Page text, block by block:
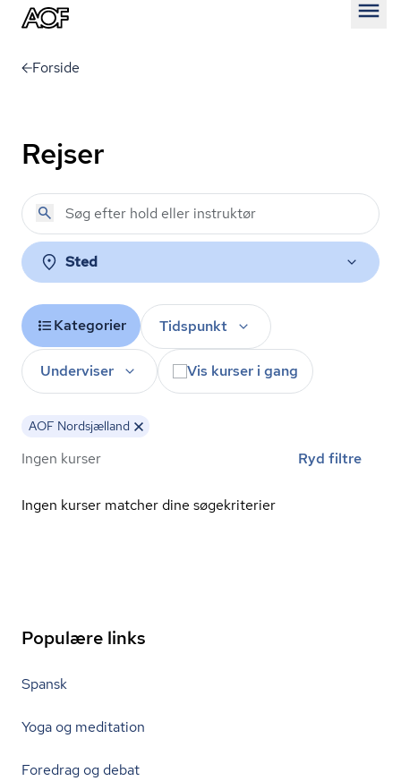
Forside
Rejser
Sted
Kategorier Tidspunkt
Underviser Vis kurser i gang
AOF Nordsjælland
Ingen kurser Ryd filtre
Ingen kurser matcher dine søgekriterier
Populære links
Spansk
Yoga og meditation
Foredrag og debat